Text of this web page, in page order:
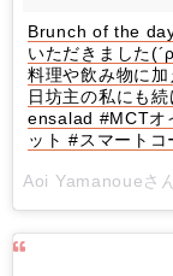
Brunch of the
いただきました
料理や飲み物に
日坊主の私にも
ensalad #MCTオ
ット #スマートコ
Aoi Yamanoueさ